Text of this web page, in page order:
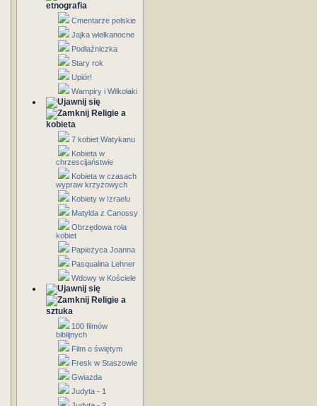
etnografia
Cmentarze polskie
Jajka wielkanocne
Podłaźniczka
Stary rok
Upiór!
Wampiry i Wilkołaki
Religie a
kobieta
7 kobiet Watykanu
Kobieta w
chrzescijaństwie
Kobieta w czasach
wypraw krzyżowych
Kobiety w Izraelu
Matylda z Canossy
Obrzędowa rola
kobiet
Papieżyca Joanna
Pasqualina Lehner
Wdowy w Kościele
Religie a
sztuka
100 filmów
biblijnych
Film o świętym
Fresk w Staszowie
Gwiazda
Judyta - 1